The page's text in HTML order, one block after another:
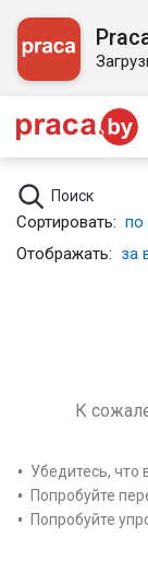
Поиск
Сортировать: по
Отображать: за
К
Убедитесь, что
Попробуйте
Попробуйте